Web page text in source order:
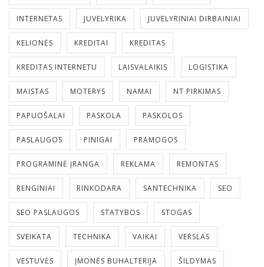
INTERNETAS JUVELYRIKA JUVELYRINIAI DIRBAINIAI
KELIONĖS KREDITAI KREDITAS
KREDITAS INTERNETU LAISVALAIKIS LOGISTIKA
MAISTAS MOTERYS NAMAI NT PIRKIMAS
PAPUOŠALAI PASKOLA PASKOLOS
PASLAUGOS PINIGAI PRAMOGOS
PROGRAMINĖ ĮRANGA REKLAMA REMONTAS
RENGINIAI RINKODARA SANTECHNIKA SEO
SEO PASLAUGOS STATYBOS STOGAS
SVEIKATA TECHNIKA VAIKAI VERSLAS
VESTUVĖS ĮMONĖS BUHALTERIJA ŠILDYMAS